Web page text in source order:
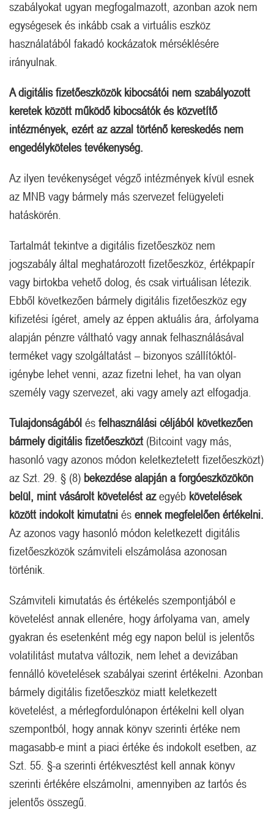
szabályokat ugyan megfogalmazott, azonban azok nem
egységesek és inkább csak a virtuális eszköz
használatából fakadó kockázatok mérséklésére
irányulnak.
A digitális fizetőeszközök kibocsátói nem szabályozott
keretek között működő kibocsátók és közvetítő
intézmények, ezért az azzal történő kereskedés nem
engedélyköteles tevékenység.
Az ilyen tevékenységet végző intézmények kívül esnek
az MNB vagy bármely más szervezet felügyeleti
hatáskörén.
Tartalmát tekintve a digitális fizetőeszköz nem
jogszabály által meghatározott fizetőeszköz, értékpapír
vagy birtokba vehető dolog, és csak virtuálisan létezik.
Ebből következően bármely digitális fizetőeszköz egy
kifizetési ígéret, amely az éppen aktuális ára, árfolyama
alapján pénzre váltható vagy annak felhasználásával
terméket vagy szolgáltatást – bizonyos szállítóktól-
igénybe lehet venni, azaz fizetni lehet, ha van olyan
személy vagy szervezet, aki vagy amely azt elfogadja.
Tulajdonságából és felhasználási céljából következően
bármely digitális fizetőeszközt (Bitcoint vagy más,
hasonló vagy azonos módon keletkeztetett fizetőeszközt)
az Szt. 29. § (8) bekezdése alapján a forgóeszközökön
belül, mint vásárolt követelést azegyéb követelések
között indokolt kimutatni és ennek megfelelően értékelni.
Az azonos vagy hasonló módon keletkezett digitális
fizetőeszközök számviteli elszámolása azonosan
történik.
Számviteli kimutatás és értékelés szempontjából e
követelést annak ellenére, hogy árfolyama van, amely
gyakran és esetenként még egy napon belül is jelentős
volatilitást mutatva változik, nem lehet a devizában
fennálló követelések szabályai szerint értékelni. Azonban
bármely digitális fizetőeszköz miatt keletkezett
követelést, a mérlegfordulónapon értékelni kell olyan
szempontból, hogy annak könyv szerinti értéke nem
magasabb-e mint a piaci értéke és indokolt esetben, az
Szt. 55. §-a szerinti értékvesztést kell annak könyv
szerinti értékére elszámolni, amennyiben az tartós és
jelentős összegű.